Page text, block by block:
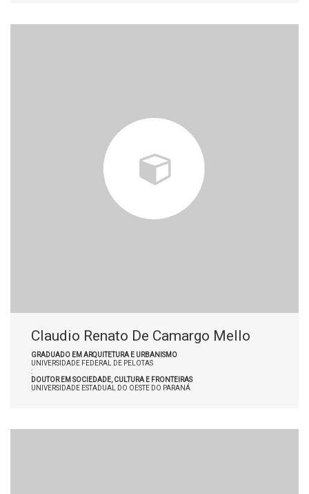
Claudio Renato De Camargo Mello
GRADUADO EM ARQUITETURA E URBANISMO
UNIVERSIDADE FEDERAL DE PELOTAS
:
DOUTOR EM SOCIEDADE, CULTURA E FRONTEIRAS
UNIVERSIDADE ESTADUAL DO OESTE DO PARANÁ